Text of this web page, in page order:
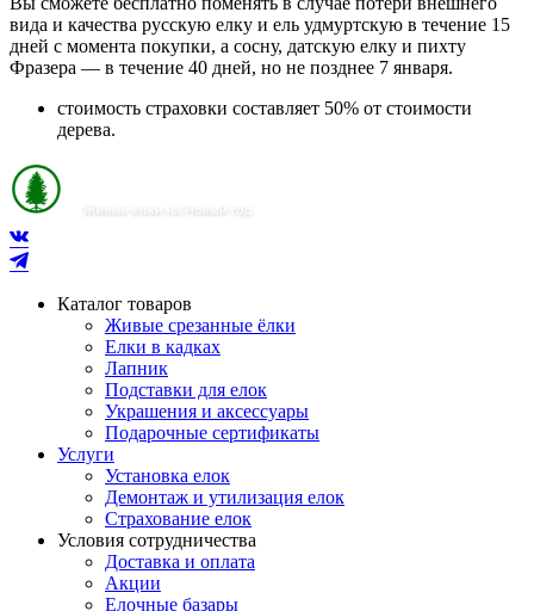
вида и качества русскую елку и ель удмуртскую в течение 15
дней с момента покупки, а сосну, датскую елку и пихту
Фразера — в течение 40 дней, но не позднее 7 января.
стоимость страховки составляет 50% от стоимости
дерева.
Каталог товаров
Живые срезанные ёлки
Елки в кадках
Лапник
Подставки для елок
Украшения и аксессуары
Подарочные сертификаты
Услуги
Установка елок
Демонтаж и утилизация елок
Страхование елок
Условия сотрудничества
Доставка и оплата
Акции
Елочные базары